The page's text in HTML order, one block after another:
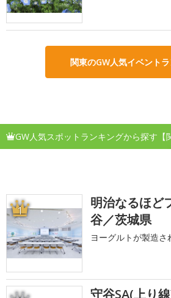
関東のGW人気イベント
GW人気スポットランキングから探す【
1
明治なるほど
谷／茨城県
ヨーグルトが製造さ
守谷SA(上り